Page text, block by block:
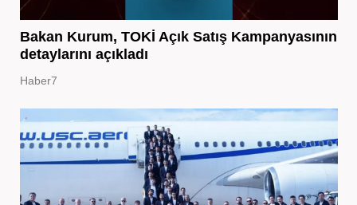
Bakan Kurum, TOKİ Açık Satış Kampanyasının
detaylarını açıkladı
Haber7